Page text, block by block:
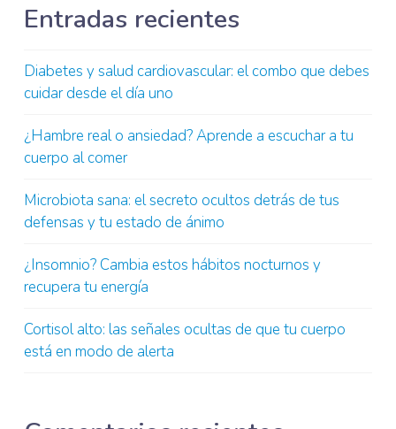
Entradas recientes
Diabetes y salud cardiovascular: el combo que debes
cuidar desde el día uno
¿Hambre real o ansiedad? Aprende a escuchar a tu
cuerpo al comer
Microbiota sana: el secreto ocultos detrás de tus
defensas y tu estado de ánimo
¿Insomnio? Cambia estos hábitos nocturnos y
recupera tu energía
Cortisol alto: las señales ocultas de que tu cuerpo
está en modo de alerta